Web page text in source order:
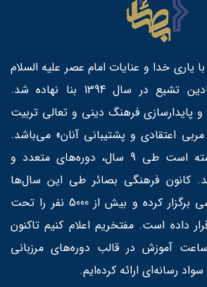
یاری خدا و عنایات امام عصر علیه السلام
و بر پایه اصول بنیادین تشیع در سال 1394 بنا نهاده شد.
پایدارسازی فرهنگ دینی و تعالی تربیت
اعتقادی و پشتیبانی آنان» می‌باشد.
این کانون توفیق داشته است طی 9 سال، دوره‌های متعدد و
کانون فرهنگی بصائر طی این سال‌ها
حدود 400 دوره آموزشی برگزار کرده و بیش از 5000 نفر را تحت
داده است. مفتخریم اعلام کنیم تاکنون
180.000 نفر-ساعت آموزش در قالب دوره‌های مرزبانی
رسانه‌ای ارائه کرده‌ایم.